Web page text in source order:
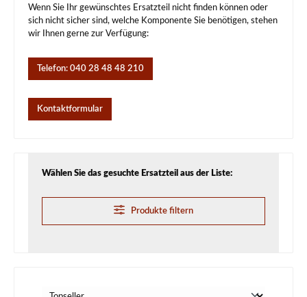
Wenn Sie Ihr gewünschtes Ersatzteil nicht finden können oder
sich nicht sicher sind, welche Komponente Sie benötigen, stehen
wir Ihnen gerne zur Verfügung:
Telefon: 040 28 48 48 210
Kontaktformular
Wählen Sie das gesuchte Ersatzteil aus der Liste:
Produkte filtern